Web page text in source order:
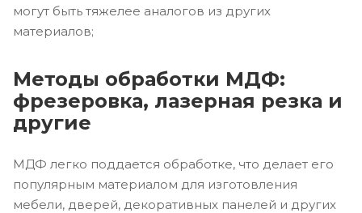
могут быть тяжелее аналогов из других
материалов;
Методы обработки МДФ:
фрезеровка, лазерная резка и
другие
МДФ легко поддается обработке, что делает его
популярным материалом для изготовления
мебели, дверей, декоративных панелей и других